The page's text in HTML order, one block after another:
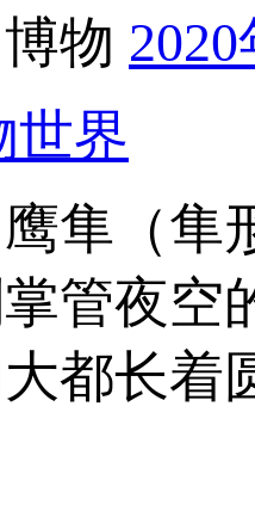
物
世界
隼（隼
管夜空
都长着